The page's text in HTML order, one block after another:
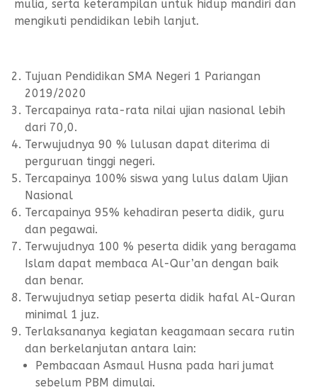
SOP Usulan Pensiun
Siswa
Download
Akademik
Kalender Akademik
mulia, serta keterampilan untuk hidup mandiri dan
mengikuti pendidikan lebih lanjut.
Tujuan Pendidikan SMA Negeri 1 Pariangan
2019/2020
Tercapainya rata-rata nilai ujian nasional lebih
dari 70,0.
Terwujudnya 90 % lulusan dapat diterima di
perguruan tinggi negeri.
Tercapainya 100% siswa yang lulus dalam Ujian
Nasional
Tercapainya 95% kehadiran peserta didik, guru
dan pegawai.
Terwujudnya 100 % peserta didik yang beragama
Islam dapat membaca Al-Qur’an dengan baik
dan benar.
Terwujudnya setiap peserta didik hafal Al-Quran
minimal 1 juz.
Terlaksananya kegiatan keagamaan secara rutin
dan berkelanjutan antara lain:
Pembacaan Asmaul Husna pada hari jumat
sebelum PBM dimulai.